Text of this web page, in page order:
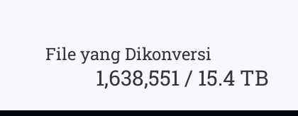
File yang Dikonversi
1,638,551 / 15.4 TB